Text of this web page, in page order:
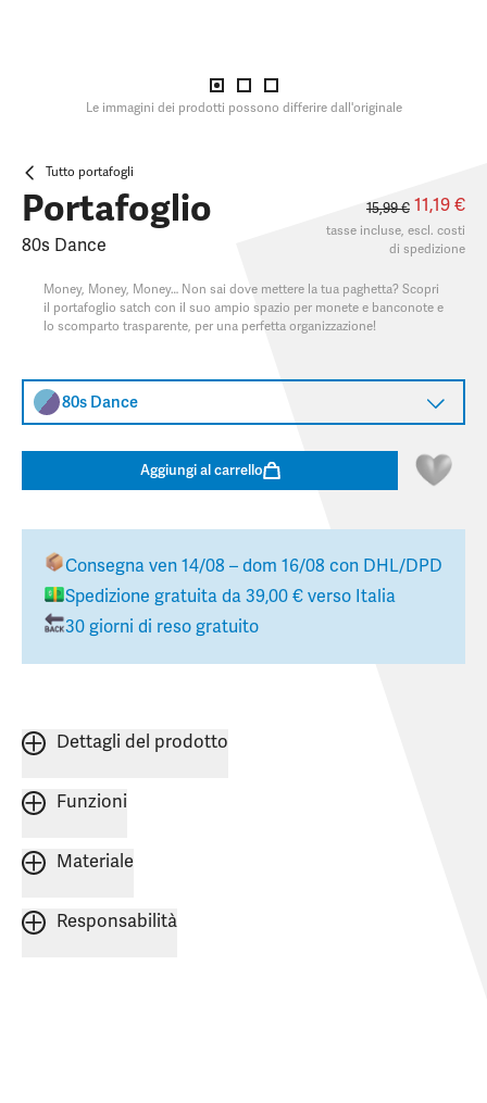
Le immagini dei prodotti possono differire dall'originale
Tutto portafogli
Portafoglio
80s Dance
15,99 € 11,19 €
tasse incluse, escl. costi
di spedizione
Money, Money, Money… Non sai dove mettere la tua paghetta? Scopri
il portafoglio satch con il suo ampio spazio per monete e banconote e
lo scomparto trasparente, per una perfetta organizzazione!
80s Dance
Aggiungi al carrello
Consegna ven 14/08 – dom 16/08 con DHL/DPD
Spedizione gratuita da 39,00 € verso Italia
30 giorni di reso gratuito
Dettagli del prodotto
Funzioni
Materiale
Responsabilità